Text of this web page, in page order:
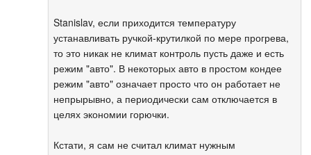
Stanislav, если приходится температуру
устанавливать ручкой-крутилкой по мере прогрева,
то это никак не климат контроль пусть даже и есть
режим "авто". В некоторых авто в простом кондее
режим "авто" означает просто что он работает не
непрырывно, а периодически сам отключается в
целях экономии горючки.
Кстати, я сам не считал климат нужным